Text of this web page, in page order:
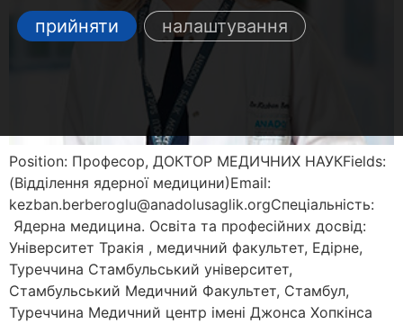
Position: Професор, ДОКТОР МЕДИЧНИХ НАУКFields:
(Відділення ядерної медицини)Email:
kezban.berberoglu@anadolusaglik.orgСпеціальність:
Ядерна медицина. Освіта та професійних досвід:
Університет Тракія , медичний факультет, Едірне,
Туреччина Стамбульський університет,
Стамбульський Медичний Факультет, Стамбул,
Туреччина Медичний центр імені Джонса Хопкінса
прийняти
налаштування